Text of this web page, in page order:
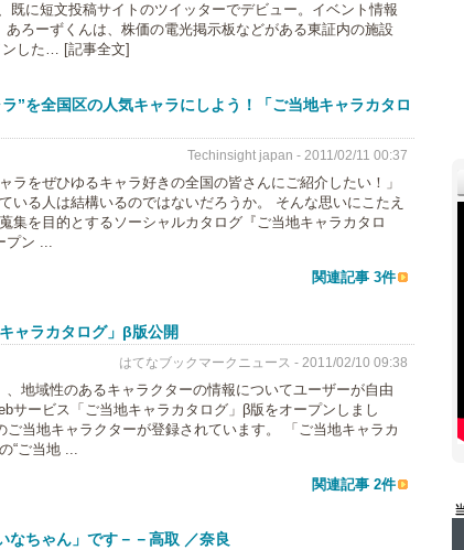
既に短文投稿サイトのツイッターでデビュー。イベント情報
ろーずくんは、株価の電光掲示板などがある東証内の施設
ンした… [記事全文]
”を全国区の人気キャラにしよう！「ご当地キャラカタロ
Techinsight japan - 2011/02/11 00:37
ラをぜひゆるキャラ好きの全国の皆さんにご紹介したい！」
いる人は結構いるのではないだろうか。 そんな思いにこたえ
集を目的とするソーシャルカタログ『ご当地キャラカタロ
ン ...
関連記事 3件
ャラカタログ」β版公開
はてなブックマークニュース - 2011/02/10 09:38
地域性のあるキャラクターの情報についてユーザーが自由
サービス「ご当地キャラカタログ」β版をオープンしまし
ご当地キャラクターが登録されています。 「ご当地キャラカ
“ご当地 ...
関連記事 2件
なちゃん」です－－高取 ／奈良